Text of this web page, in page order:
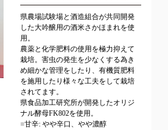
県農場試験場と酒造組合が共同開発
した大吟醸用の酒米さかほまれを使
用。
農薬と化学肥料の使用を極力抑えて
栽培。害虫の発生を少なくする為き
め細かな管理をしたり、有機質肥料
を施用したり様々な工夫をして栽培
されてます。
県食品加工研究所が開発したオリジ
ナル酵母FK802を使用。
■甘辛: やや辛口、やや濃醇